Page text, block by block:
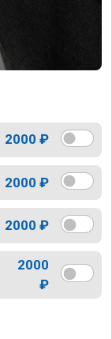
2000 ₽
2000 ₽
2000 ₽
2000
₽